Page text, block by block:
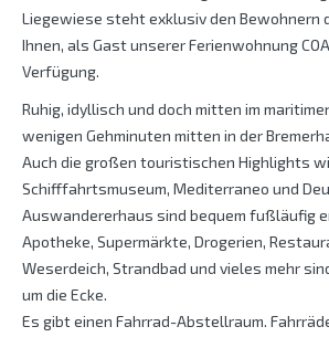
Liegewiese steht exklusiv den Bewohnern
Ihnen, als Gast unserer Ferienwohnung
Verfügung.
Ruhig, idyllisch und doch mitten im
wenigen Gehminuten mitten in der
Auch die großen touristischen Highlights
Schifffahrtsmuseum, Mediterraneo und
Auswandererhaus sind bequem fußläufig
Apotheke, Supermärkte, Drogerien,
Weserdeich, Strandbad und vieles mehr
um die Ecke.
Es gibt einen Fahrrad-Abstellraum.